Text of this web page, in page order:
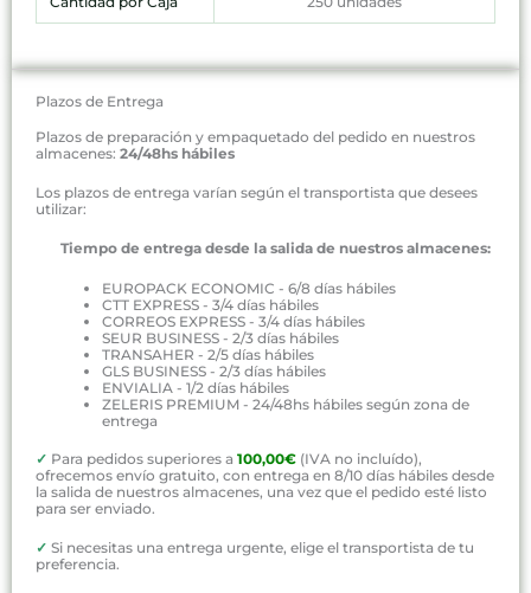
Plazos de Entrega
Plazos de preparación y empaquetado del pedido en nuestros
almacenes: 24/48hs hábiles
Los plazos de entrega varían según el transportista que desees
utilizar:
Tiempo de entrega desde la salida de nuestros almacenes:
EUROPACK ECONOMIC - 6/8 días hábiles
CTT EXPRESS - 3/4 días hábiles
CORREOS EXPRESS - 3/4 días hábiles
SEUR BUSINESS - 2/3 días hábiles
TRANSAHER - 2/5 días hábiles
GLS BUSINESS - 2/3 días hábiles
ENVIALIA - 1/2 días hábiles
ZELERIS PREMIUM - 24/48hs hábiles según zona de
entrega
✓ Para pedidos superiores a 100,00€ (IVA no incluído),
ofrecemos envío gratuito, con entrega en 8/10 días hábiles desde
la salida de nuestros almacenes, una vez que el pedido esté listo
para ser enviado.
✓ Si necesitas una entrega urgente, elige el transportista de tu
preferencia.